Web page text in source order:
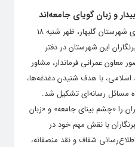
و زبان گویای جامعه‌اند
به گزارش کلام تازه به نقل از فرمانداری شهرستان گلبهار، ظهر شنبه ۱۸
این شهرستان در دفتر
معاون عمرانی فرماندار، مشاور
اسلامی، با هدف شنیدن دغدغه‌ها،
مسائل رسانه‌ای تشکیل شد.
را «چشم بینای جامعه» و «زبان
با نقش مهم خود در
شفاف و نقد منصفانه،